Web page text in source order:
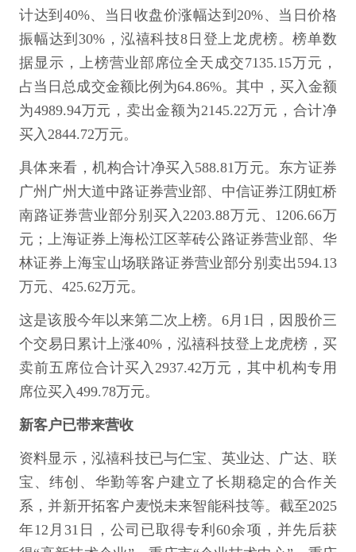
计达到40%、当日收盘价涨幅达到20%、当日价格
振幅达到30%，泓禧科技8日登上龙虎榜。榜单数
据显示，上榜营业部席位全天成交7135.15万元，
占当日总成交金额比例为64.86%。其中，买入金额
为4989.94万元，卖出金额为2145.22万元，合计净
买入2844.72万元。
具体来看，机构合计净买入588.81万元。东方证券
广州广州大道中路证券营业部、中信证券江阴虹桥
南路证券营业部分别买入2203.88万元、1206.66万
元；上海证券上海松江区莘砖公路证券营业部、华
林证券上海宝山场联路证券营业部分别卖出594.13
万元、425.62万元。
这是该股今年以来第二次上榜。6月1日，因股价三
个交易日累计上涨40%，泓禧科技登上龙虎榜，买
卖前五席位合计买入2937.42万元，其中机构专用
席位买入499.78万元。
新客户已带来营收
资料显示，泓禧科技已与仁宝、英业达、广达、联
宝、纬创、华勤等客户建立了长期稳定的合作关
系，并新开拓客户麦悦未来智能科技等。截至2025
年12月31日，公司已取得专利60余项，并先后获